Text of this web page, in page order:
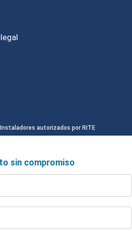
autorizados por RITE
sin compromiso